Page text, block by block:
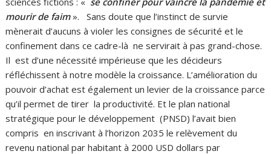
mourir de faim». Sans doute que l’instinct de survie
mènerait d’aucuns à violer les consignes de sécurité et le
confinement dans ce cadre-là ne servirait à pas grand-chose.
Il est d’une nécessité impérieuse que les décideurs
réfléchissent à notre modèle la croissance. L’amélioration du
pouvoir d’achat est également un levier de la croissance parce
qu’il permet de tirer la productivité. Et le plan national
stratégique pour le développement (PNSD) l’avait bien
compris en inscrivant à l’horizon 2035 le relèvement du
revenu national par habitant à 2000 USD dollars par